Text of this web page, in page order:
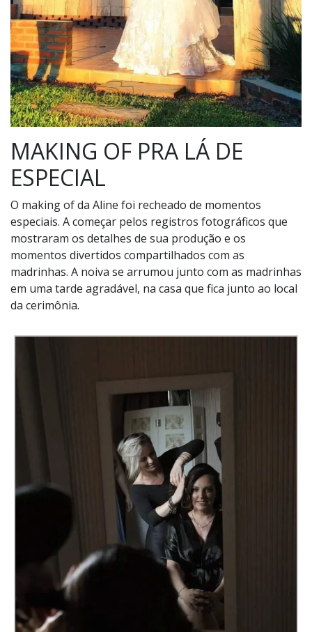
MAKING OF PRA LÁ DE
ESPECIAL
O making of da Aline foi recheado de momentos
especiais. A começar pelos registros fotográficos que
mostraram os detalhes de sua produção e os
momentos divertidos compartilhados com as
madrinhas. A noiva se arrumou junto com as madrinhas
em uma tarde agradável, na casa que fica junto ao local
da cerimônia.